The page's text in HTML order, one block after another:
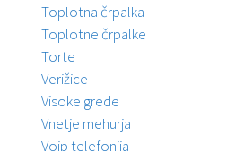
Toplotna črpalka
Toplotne črpalke
Torte
Verižice
Visoke grede
Vnetje mehurja
Voip telefonija